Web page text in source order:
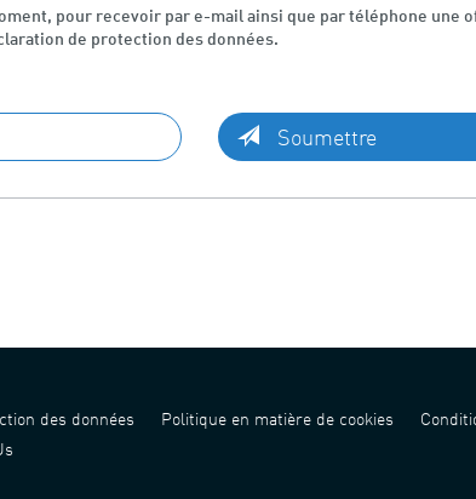
pour recevoir par e-mail ainsi que par téléphone une
de protection des données.
Soumettre
des données Politique en matière de cookies